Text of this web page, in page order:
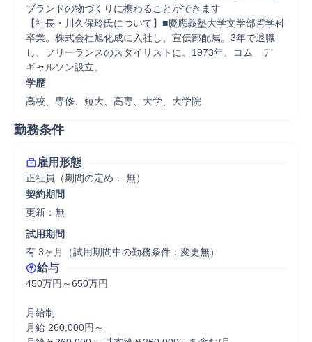
ブランドの物づくりに携わることができます
【社長・川久保玲氏について】■慶應義塾大学文学部哲学科
卒業。株式会社旭化成に入社し、宣伝部配属。3年で退職
し、フリーランスのスタイリストに。1973年、コム　デ
ギャルソン設立。
学歴
高校、専修、短大、高専、大学、大学院
勤務条件
雇用形態
正社員（期間の定め： 無）
契約期間
更新：無
試用期間
有 3ヶ月（試用期間中の勤務条件：変更無）
給与
450万円～650万円
月給制
月給 260,000円～